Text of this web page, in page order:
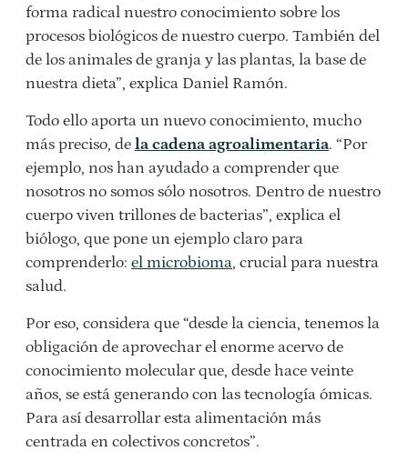
forma radical nuestro conocimiento sobre los
procesos biológicos de nuestro cuerpo. También del
de los animales de granja y las plantas, la base de
nuestra dieta”, explica Daniel Ramón.
Todo ello aporta un nuevo conocimiento, mucho
más preciso, de la cadena agroalimentaria. “Por
ejemplo, nos han ayudado a comprender que
nosotros no somos sólo nosotros. Dentro de nuestro
cuerpo viven trillones de bacterias”, explica el
biólogo, que pone un ejemplo claro para
comprenderlo: el microbioma, crucial para nuestra
salud.
Por eso, considera que “desde la ciencia, tenemos la
obligación de aprovechar el enorme acervo de
conocimiento molecular que, desde hace veinte
años, se está generando con las tecnología ómicas.
Para así desarrollar esta alimentación más
centrada en colectivos concretos”.